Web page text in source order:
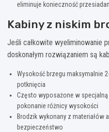
eliminuje konieczność
Kabiny z niskim
Jeśli całkowite wyeliminowanie
doskonałym rozwiązaniem są
Wysokość brzegu maksymalnie
potknięcia
Często wyposażone w
pokonanie różnicy wysokości
Brodzik wykonany z
bezpieczeństwo